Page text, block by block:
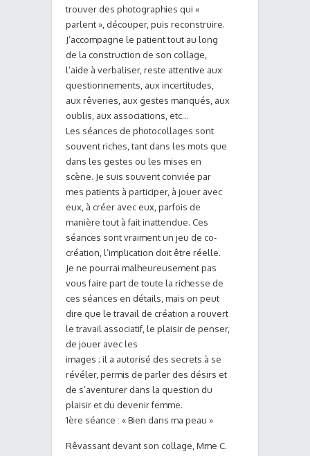
trouver des photographies qui «
parlent », découper, puis reconstruire.
J’accompagne le patient tout au long
de la construction de son collage,
l’aide à verbaliser, reste attentive aux
questionnements, aux incertitudes,
aux rêveries, aux gestes manqués, aux
oublis, aux associations, etc…
Les séances de photocollages sont
souvent riches, tant dans les mots que
dans les gestes ou les mises en
scène. Je suis souvent conviée par
mes patients à participer, à jouer avec
eux, à créer avec eux, parfois de
manière tout à fait inattendue. Ces
séances sont vraiment un jeu de co-
création, l’implication doit être réelle.
Je ne pourrai malheureusement pas
vous faire part de toute la richesse de
ces séances en détails, mais on peut
dire que le travail de création a rouvert
le travail associatif, le plaisir de penser,
de jouer avec les
images ; il a autorisé des secrets à se
révéler, permis de parler des désirs et
de s’aventurer dans la question du
plaisir et du devenir femme.
1ère séance : « Bien dans ma peau »
Rêvassant devant son collage, Mme C.